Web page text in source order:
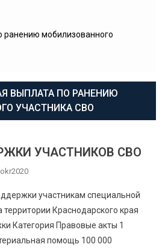
ранению мобилизованного
ВЫПЛАТА ПО РАНЕНИЮ
УЧАСТНИКА СВО
УЧАСТНИКОВ СВО
участникам специальной
Краснодарского края
Категория Правовые акты 1
помощь 100 000